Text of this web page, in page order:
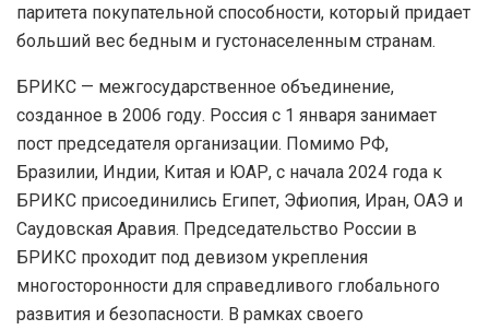
паритета покупательной способности, который придает
больший вес бедным и густонаселенным странам.
БРИКС — межгосударственное объединение,
созданное в 2006 году. Россия с 1 января занимает
пост председателя организации. Помимо РФ,
Бразилии, Индии, Китая и ЮАР, с начала 2024 года к
БРИКС присоединились Египет, Эфиопия, Иран, ОАЭ и
Саудовская Аравия. Председательство России в
БРИКС проходит под девизом укрепления
многосторонности для справедливого глобального
развития и безопасности. В рамках своего